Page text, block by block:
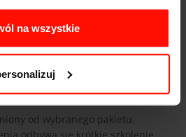
na wszystkie
jest w terminach ustalanych
Warunkiem
ważne prawo jazdy kat. B
od wybranego pakietu.